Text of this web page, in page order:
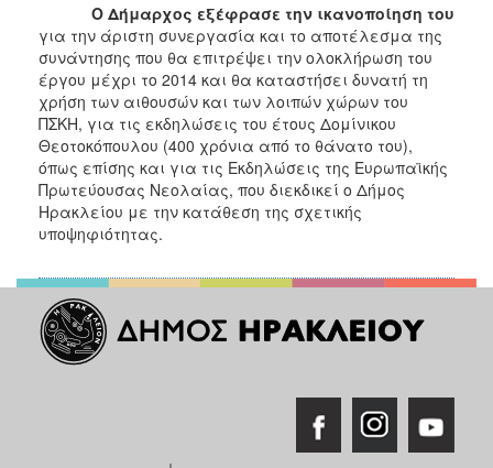
Ο Δήμαρχος εξέφρασε την ικανοποίηση του
για την άριστη συνεργασία και το αποτέλεσμα της
συνάντησης που θα επιτρέψει την ολοκλήρωση του
έργου μέχρι το 2014 και θα καταστήσει δυνατή τη
χρήση των αιθουσών και των λοιπών χώρων του
ΠΣΚΗ, για τις εκδηλώσεις του έτους Δομίνικου
Θεοτοκόπουλου (400 χρόνια από το θάνατο του),
όπως επίσης και για τις Εκδηλώσεις της Ευρωπαϊκής
Πρωτεύουσας Νεολαίας, που διεκδικεί ο Δήμος
Ηρακλείου με την κατάθεση της σχετικής
υποψηφιότητας.